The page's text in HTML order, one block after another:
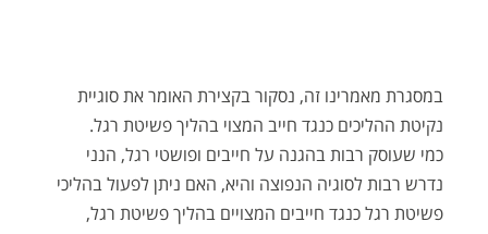
במסגרת מאמרינו זה, נסקור בקצירת האומר את סוגיית
נקיטת ההליכים כנגד חייב המצוי בהליך פשיטת רגל.
כמי שעוסק רבות בהגנה על חייבים ופושטי רגל, הנני
נדרש רבות לסוגיה הנפוצה והיא, האם ניתן לפעול בהליכי
פשיטת רגל כנגד חייבים המצויים בהליך פשיטת רגל,